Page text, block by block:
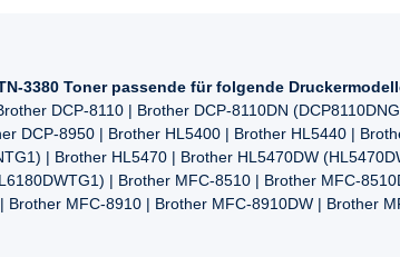
3380 Toner passende für folgende
DCP-8110 | Brother DCP-8110DN
DCP-8950 | Brother HL5400 | Brother HL5440 |
| Brother HL5470 | Brother HL5470DW
| Brother MFC-8510 | Brother MFC-
Brother MFC-8910 | Brother MFC-8910DW | Brother